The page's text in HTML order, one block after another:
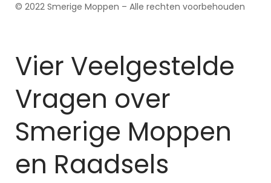
© 2022 Smerige Moppen – Alle rechten voorbehouden
Vier Veelgestelde
Vragen over
Smerige Moppen
en Raadsels